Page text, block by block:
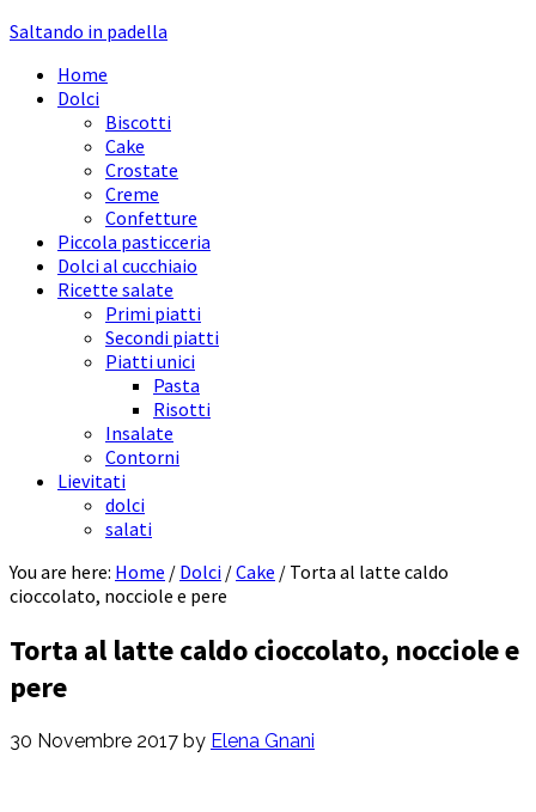
Saltando in padella
Home
Dolci
Biscotti
Cake
Crostate
Creme
Confetture
Piccola pasticceria
Dolci al cucchiaio
Ricette salate
Primi piatti
Secondi piatti
Piatti unici
Pasta
Risotti
Insalate
Contorni
Lievitati
dolci
salati
You are here: Home / Dolci /Cake / Torta al latte caldo
cioccolato, nocciole e pere
Torta al latte caldo cioccolato, nocciole e
pere
30 Novembre 2017 by Elena Gnani